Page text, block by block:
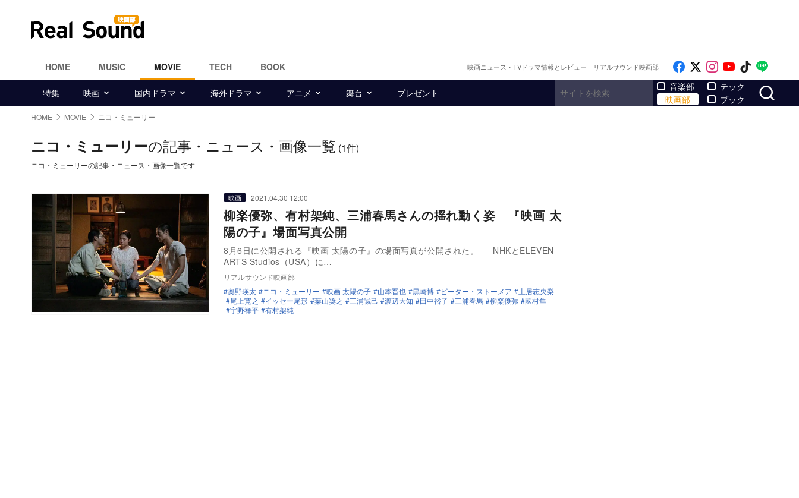
HOME MUSIC MOVIE TECH BOOK 映画ニュース・TVドラマ情報とレビュー｜リアルサウンド映画部 Like on Facebook
Follow on x
Follow on
Follow on
Follow
特集 映画 国内ドラマ 海外ドラマ アニメ 舞台 プレゼント
音楽部
映画部
テック
ブック
HOME MOVIE ニコ・ミューリー
ニコ・ミューリーの記事・ニュース・画像一覧 (1件)
ニコ・ミューリーの記事・ニュース・画像一覧です
映画 2021.04.30 12:00
柳楽優弥、有村架純、三浦春馬さんの揺れ動く姿 『映画 太
陽の子』場面写真公開
8月6日に公開される『映画 太陽の子』の場面写真が公開された。 NHKとELEVEN
ARTS Studios（USA）に…
リアルサウンド映画部
奥野瑛太
ニコ・ミューリー 映画 太陽の子 山本晋也 黒崎博 ピーター・ストーメア
土居志央梨
尾上寛之
イッセー尾形 葉山奨之 三浦誠己 渡辺大知 田中裕子 三浦春馬 柳楽優弥
國村隼
宇野祥平
有村架純